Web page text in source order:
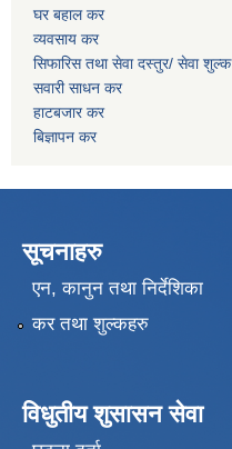
घर बहाल कर
व्यवसाय कर
सिफारिस तथा सेवा दस्तुर/ सेवा शुल्क
सवारी साधन कर
हाटबजार कर
बिज्ञापन कर
सूचनाहरु
एन, कानुन तथा निर्देशिका
कर तथा शुल्कहरु
विधुतीय शुसासन सेवा